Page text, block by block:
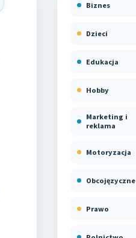
Biznes
Dzieci
Edukacja
Hobby
Marketing i
reklama
Motoryzacja
Obcojęzyczne
Prawo